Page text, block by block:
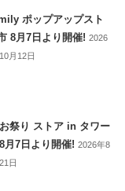
ポップアップスト
8月7日より開催!2026
月12日
祭り ストア in タワー
月7日より開催!2026年8
日